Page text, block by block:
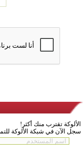
الألوكة تقترب منك أكثر!
سجل الآن في شبكة الألوكة